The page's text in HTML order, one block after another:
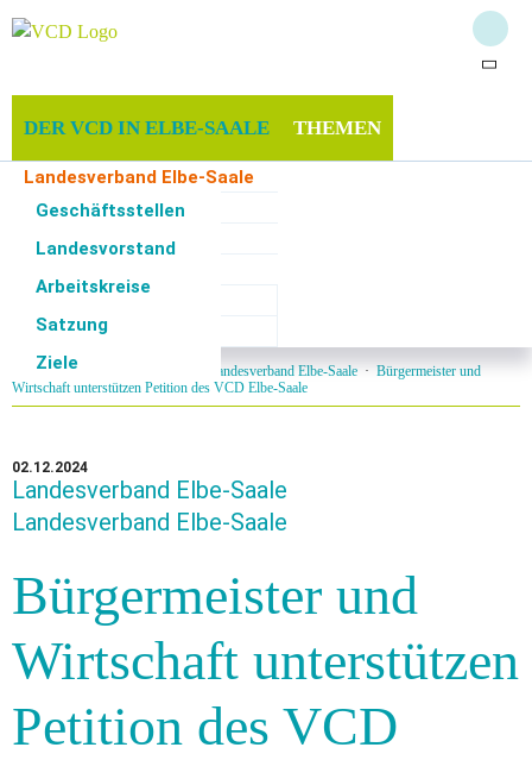
DER VCD IN ELBE-SAALE
Landesverband Elbe-Saale
Geschäftsstellen
Landesvorstand
Arbeitskreise
Satzung
Ziele
Ziele
Sachsen
Projekte & Aktionen
THEMEN
SERVICE
Start·Der VCD in Elbe-Saale Landesverband Elbe-Saale · Bürgermeister und
Wirtschaft unterstützen Petition des VCD Elbe-Saale
02.12.2024
Landesverband Elbe-Saale
Landesverband Elbe-Saale
Bürgermeister und
Wirtschaft unterstützen
Petition des VCD